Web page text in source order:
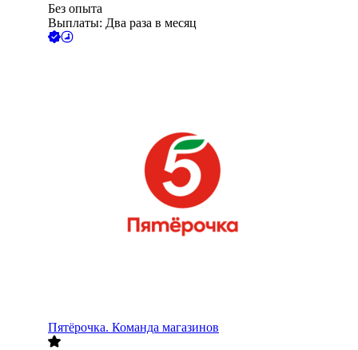
Без опыта
Выплаты: Два раза в месяц
Пятёрочка. Команда магазинов